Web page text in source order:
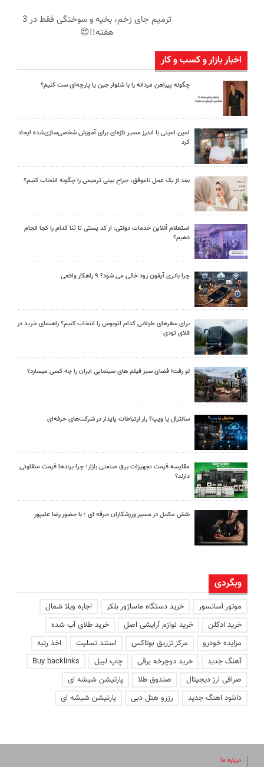
ترمیم جای زخم، بخیه و سوختگی فقط در 3
هفته!!😍
اخبار بازار و کسب و کار
چگونه پیراهن مردانه را با شلوار جین یا پارچه‌ای ست کنیم؟
امین امینی با اندرز مسیر تازه‌ای برای آموزش شخصی‌سازی‌شده ایجاد
کرد
بعد از یک عمل ناموفق، جراح بینی ترمیمی را چگونه انتخاب کنیم؟
استعلام آنلاین خدمات دولتی: از کد پستی تا ثنا کدام را کجا انجام
دهیم؟
چرا باتری آیفون زود خالی می شود؟ ۹ راهکار واقعی
برای سفرهای طولانی کدام اتوبوس را انتخاب کنیم؟ راهنمای خرید در
فلای تودی
لو رفت! فضای سبز فیلم های سینمایی ایران را چه کسی میسازد؟
سانترال یا ویپ؟ راز ارتباطات پایدار در شرکت‌های حرفه‌ای
مقایسه قیمت تجهیزات برق صنعتی بازار؛ چرا برندها قیمت متفاوتی
دارند؟
نقش مکمل در مسیر ورزشکاران حرفه ای ؛ با حضور رضا علیپور
وبگردی
موتور آسانسور خرید دستگاه ماساژور بلکر
اجاره ویلا شمال
خرید ادکلن
خرید لوازم آرایشی اصل
خرید طلای آب شده
مزایده خودرو
مرکز تزریق بوتاکس استند تسلیت
اخذ رتبه
آهنگ جدید
خرید دوچرخه برقی چاپ لیبل
Buy backlinks
صرافی ارز دیجیتال
صندوق طلا
پارتیشن شیشه ای
دانلود اهنگ جدید
رزرو هتل دبی پارتیشن شیشه ای
درباره ما